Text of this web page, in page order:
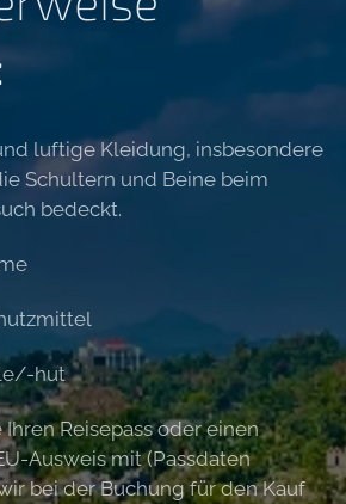
luftige Kleidung, insbesondere
Schultern und Beine beim
bedeckt.
hut
Ihren Reisepass oder einen
Ausweis mit (Passdaten
bei der Buchung für den Kauf